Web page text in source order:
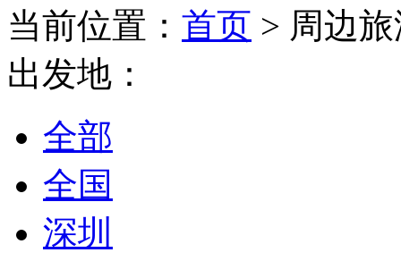
当前位置： 首页 > 周边
出发地：
全部
全国
深圳